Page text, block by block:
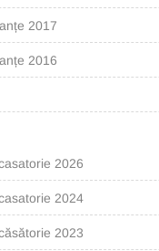
2017
2016
2026
2024
2023